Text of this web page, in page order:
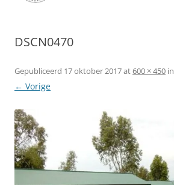
DSCN0470
Gepubliceerd 17 oktober 2017at600 × 450 in
← Vorige